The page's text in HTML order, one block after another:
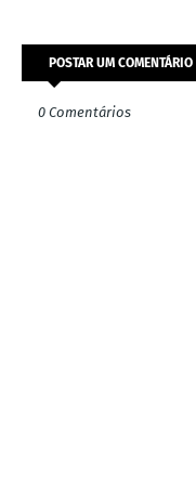
POSTAR UM COMENTÁRIO
0 Comentários